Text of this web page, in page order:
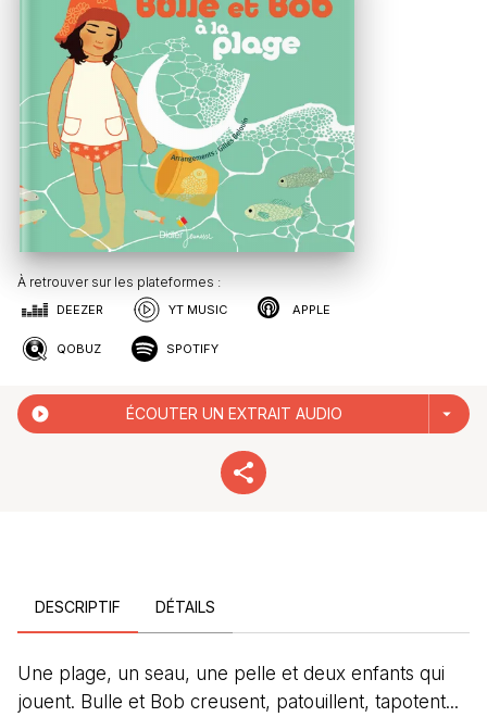
play_circle_filled ÉCOUTER UN EXTRAIT AUDIO arrow_drop_down
À retrouver sur les plateformes :
DEEZER YT MUSIC APPLE
QOBUZ SPOTIFY
DESCRIPTIF DÉTAILS
Une plage, un seau, une pelle et deux enfants qui
jouent. Bulle et Bob creusent, patouillent, tapotent...